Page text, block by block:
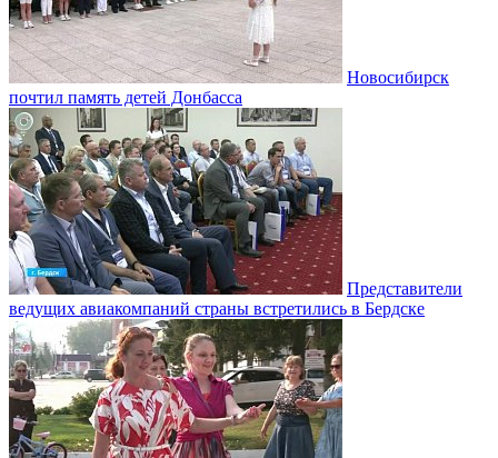
Новосибирск
почтил память детей Донбасса
Представители
ведущих авиакомпаний страны встретились в Бердске